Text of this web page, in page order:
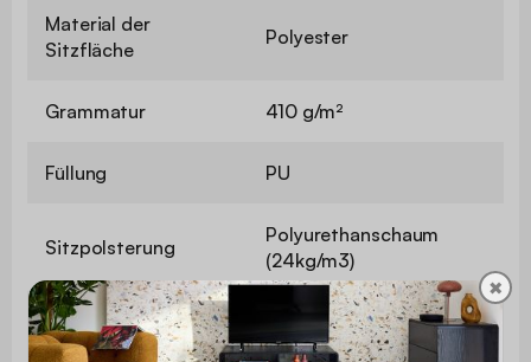
Material der
Sitzfläche
Polyester
Grammatur 410 g/m²
Füllung PU
Sitzpolsterung
Polyurethanschaum
(24kg/m3)
Schaumstoffdichte
Rückenlehne
Polyesterfasern
✖